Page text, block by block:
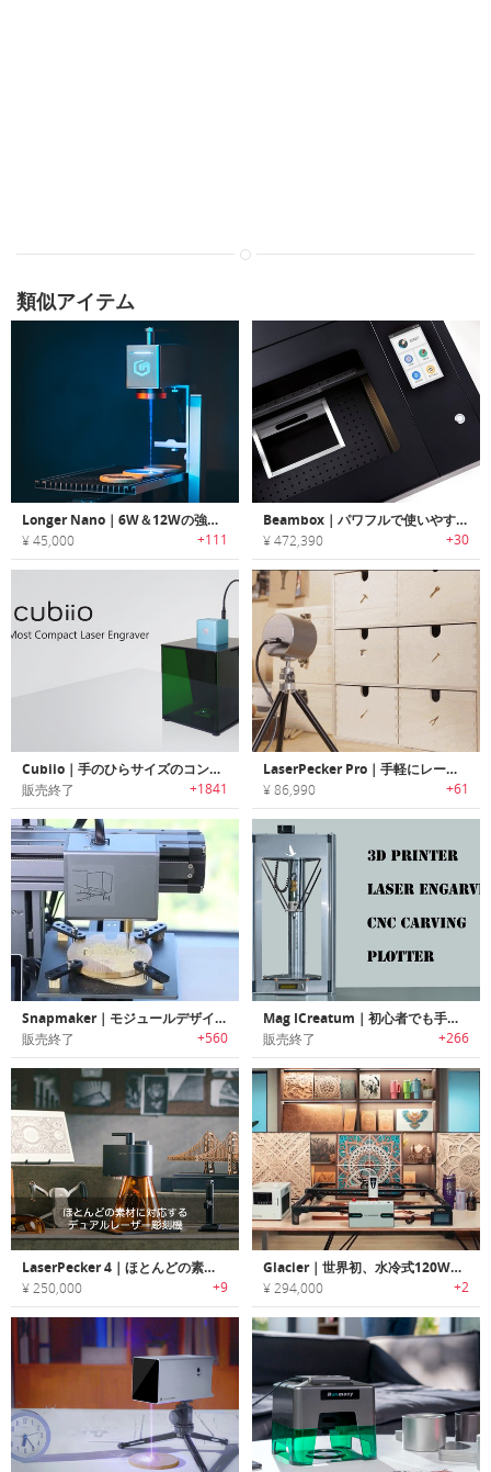
類似アイテム
Longer Nano｜6W＆12Wの強力なポータブルレーザー彫刻機
¥ 45,000 +111
Beambox｜パワフルで使いやすいレーザーカッター/彫刻デバイス「ビームボックス」
¥ 472,390 +30
Cubiio｜手のひらサイズのコンパクトレーザー彫刻機「キュービオ」
販売終了 +1841
LaserPecker Pro｜手軽にレーザー彫刻が楽しめるハンドヘルドスマートレーザー彫刻機「レーザーペッカープロ」
¥ 86,990 +61
Snapmaker｜モジュールデザインオールメタルデスクトップ3Dプリンター「スナップメーカー」
販売終了 +560
Mag ICreatum｜初心者でも手軽に利用/拡張可能なオールインワン3Dマシーン「マグアイクレアタム」
販売終了 +266
LaserPecker 4｜ほとんどの素材に対応するデュアルレーザー彫刻機「レーザーペッカー4」
¥ 250,000 +9
Glacier｜世界初、水冷式120Wレーザー彫刻機
¥ 294,000 +2